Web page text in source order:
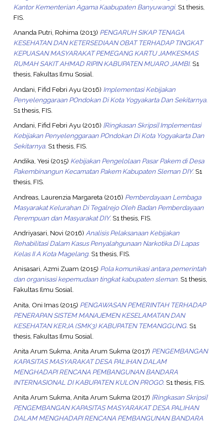
Kantor Kementerian Agama Kaabupaten Banyuwangi. S1 thesis,
FIS.
Ananda Putri, Rohima(2013) PENGARUH SIKAP TENAGA
KESEHATAN DAN KETERSEDIAAN OBAT TERHADAP TINGKAT
KEPUASAN MASYARAKAT PEMEGANG KARTU JAMKESMAS
RUMAH SAKIT AHMAD RIPIN KABUPATEN MUARO JAMBI. S1
thesis, Fakultas Ilmu Sosial.
Andani, Fifid Febri Ayu (2016) Implementasi Kebijakan
Penyelenggaraan POndokan Di Kota Yogyakarta Dan Sekitarnya.
S1 thesis, FIS.
Andani, Fifid Febri Ayu (2016) [Ringkasan Skripsi] Implementasi
Kebijakan Penyelenggaraan POndokan Di Kota Yogyakarta Dan
Sekitarnya. S1 thesis, FIS.
Andika, Yesi (2015) Kebijakan Pengelolaan Pasar Pakem di Desa
Pakembinangun Kecamatan Pakem Kabupaten Sleman DIY.S1
thesis, FIS.
Andreas, Laurenzia Margareta (2016) Pemberdayaan Lembaga
Masyarakat Kelurahan Di Tegalrejo Oleh Badan Pemberdayaan
Perempuan dan Masyarakat DIY.S1 thesis, FIS.
Andriyasari, Novi (2016) Analisis Pelaksanaan Kebijakan
Rehabilitasi Dalam Kasus Penyalahgunaan Narkotika Di Lapas
Kelas II A Kota Magelang. S1 thesis, FIS.
Anisasari, Azmi Zuam (2015) Pola komunikasi antara pemerintah
dan organisasi kepemudaan tingkat kabupaten sleman. S1 thesis,
Fakultas Ilmu Sosial.
Anita, Oni Imas(2015) PENGAWASAN PEMERINTAH TERHADAP
PENERAPAN SISTEM MANAJEMEN KESELAMATAN DAN
KESEHATAN KERJA (SMK3) KABUPATEN TEMANGGUNG. S1
thesis, Fakultas Ilmu Sosial.
Anita Arum Sukma, Anita Arum Sukma (2017) PENGEMBANGAN
KAPASITAS MASYARAKAT DESA PALIHAN DALAM
MENGHADAPI RENCANA PEMBANGUNAN BANDARA
INTERNASIONAL DI KABUPATEN KULON PROGO. S1 thesis, FIS.
Anita Arum Sukma, Anita Arum Sukma(2017) [Ringkasan Skripsi]
PENGEMBANGAN KAPASITAS MASYARAKAT DESA PALIHAN
DALAM MENGHADAPI RENCANA PEMBANGUNAN BANDARA